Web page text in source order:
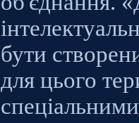
бути
для цього